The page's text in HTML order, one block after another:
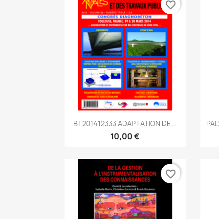
Aperçu rapide
BT201412333 ADAPTATION DE...
10,00 €
favorite_border
favorite_border